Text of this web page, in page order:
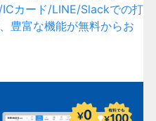
カード/LINE/Slackでの打
豊富な機能が無料からお